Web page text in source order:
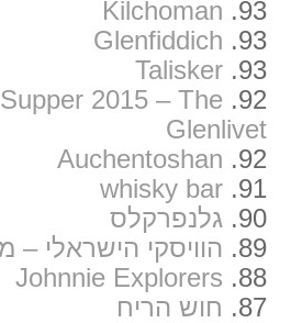
93.
Kilchoman
93.
Glenfiddich
93.
Talisker
92.
2015 – The
Glenlivet
92.
Auchentoshan
91.
whisky bar
90. גלנפרקלס
89. הוויסקי הישראלי –
88.
Johnnie Explorers
87.
חוש הריח